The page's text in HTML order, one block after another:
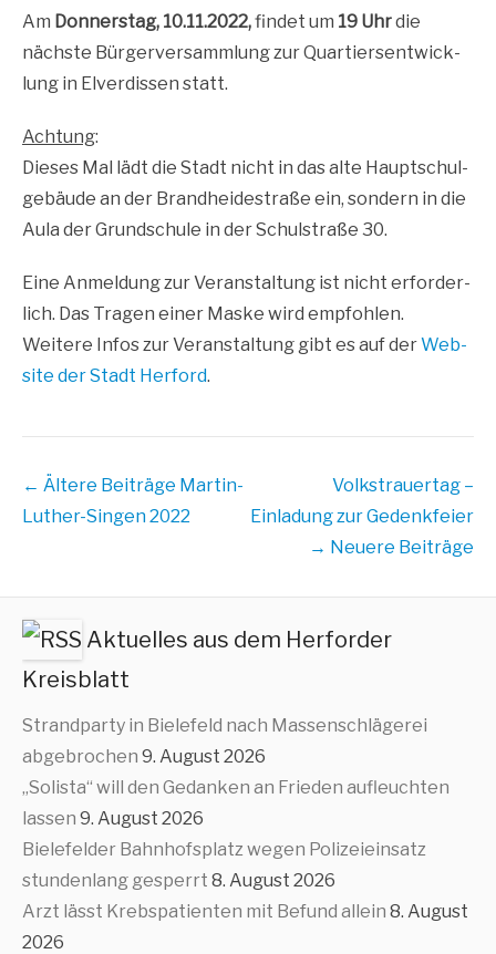
Am Don­ners­tag, 10.11.2022,fin­det um 19 Uhrdie
nächs­te Bür­ger­ver­samm­lung zur Quar­tiers­ent­wick­
lung in Elver­dis­sen statt.
Ach­tung:
Die­ses Mal lädt die Stadt nicht in das alte Haupt­schul­
ge­bäu­de an der Brand­hei­de­stra­ße ein, son­dern in die
Aula der Grund­schu­le in der Schul­stra­ße 30.
Eine Anmel­dung zur Ver­an­stal­tung ist nicht erfor­der­
lich. Das Tra­gen einer Mas­ke wird empfohlen.
Wei­te­re Infos zur Ver­an­stal­tung gibt es auf derWeb­
site der Stadt Her­ford.
Beitrags
Übersicht
← Ältere Beiträge Martin-
Luther-Singen 2022
Volkstrauertag –
Einladung zur Gedenkfeier
→ Neuere Beiträge
Aktuelles aus dem Herforder
Kreisblatt
Strandparty in Bielefeld nach Massenschlägerei
abgebrochen 9. August 2026
„Solista“ will den Gedanken an Frieden aufleuchten
lassen 9. August 2026
Bielefelder Bahnhofsplatz wegen Polizeieinsatz
stundenlang gesperrt 8. August 2026
Arzt lässt Krebspatienten mit Befund allein 8. August
2026